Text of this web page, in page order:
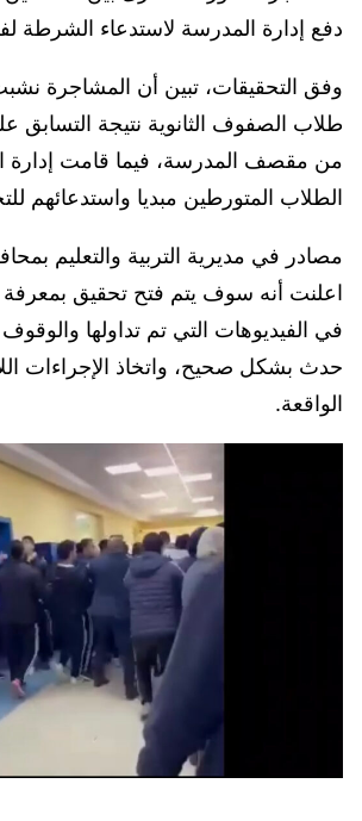
دفع إدارة المدرسة لاستدعاء الشرطة
وفق التحقيقات، تبين أن المشاجرة
طلاب الصفوف الثانوية نتيجة التسابق
من مقصف المدرسة، فيما قامت إدارة
الطلاب المتورطين مبديا واستدعائهم
مصادر في مديرية التربية والتعليم
اعلنت أنه سوف يتم فتح تحقيق بمعرفة
في الفيديوهات التي تم تداولها
حدث بشكل صحيح، واتخاذ الإجراءات
الواقعة.